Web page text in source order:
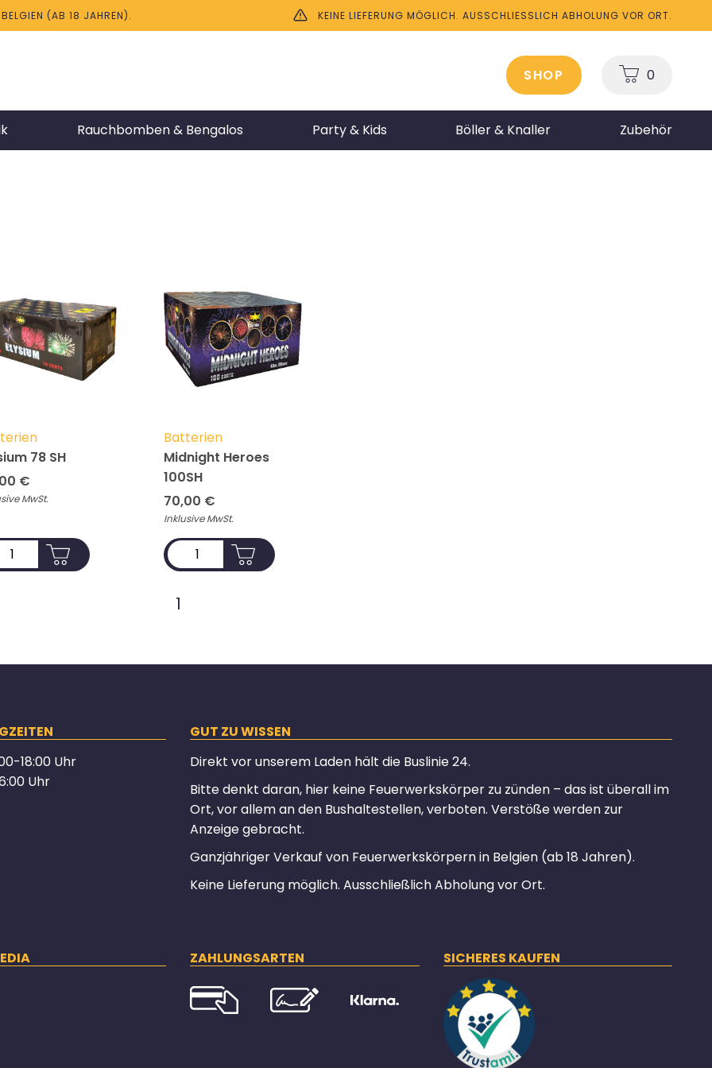
(AB 18 JAHREN). KEINE LIEFERUNG MÖGLICH. AUSSCHLIESSLICH ABHOLUNG VOR ORT.
SHOP 0
Rauchbomben & Bengalos Party & Kids Böller & Knaller Zubehör
78 SH
€
MwSt.
Batterien
Midnight Heroes
100SH
70,00 €
Inklusive MwSt.
1
18:00 Uhr
Uhr
GUT ZU WISSEN
Direkt vor unserem Laden hält die Buslinie 24.
Bitte denkt daran, hier keine Feuerwerkskörper zu zünden – das ist überall im
Ort, vor allem an den Bushaltestellen, verboten. Verstöße werden zur
Anzeige gebracht.
Ganzjähriger Verkauf von Feuerwerkskörpern in Belgien (ab 18 Jahren).
Keine Lieferung möglich. Ausschließlich Abholung vor Ort.
ZAHLUNGSARTEN SICHERES KAUFEN